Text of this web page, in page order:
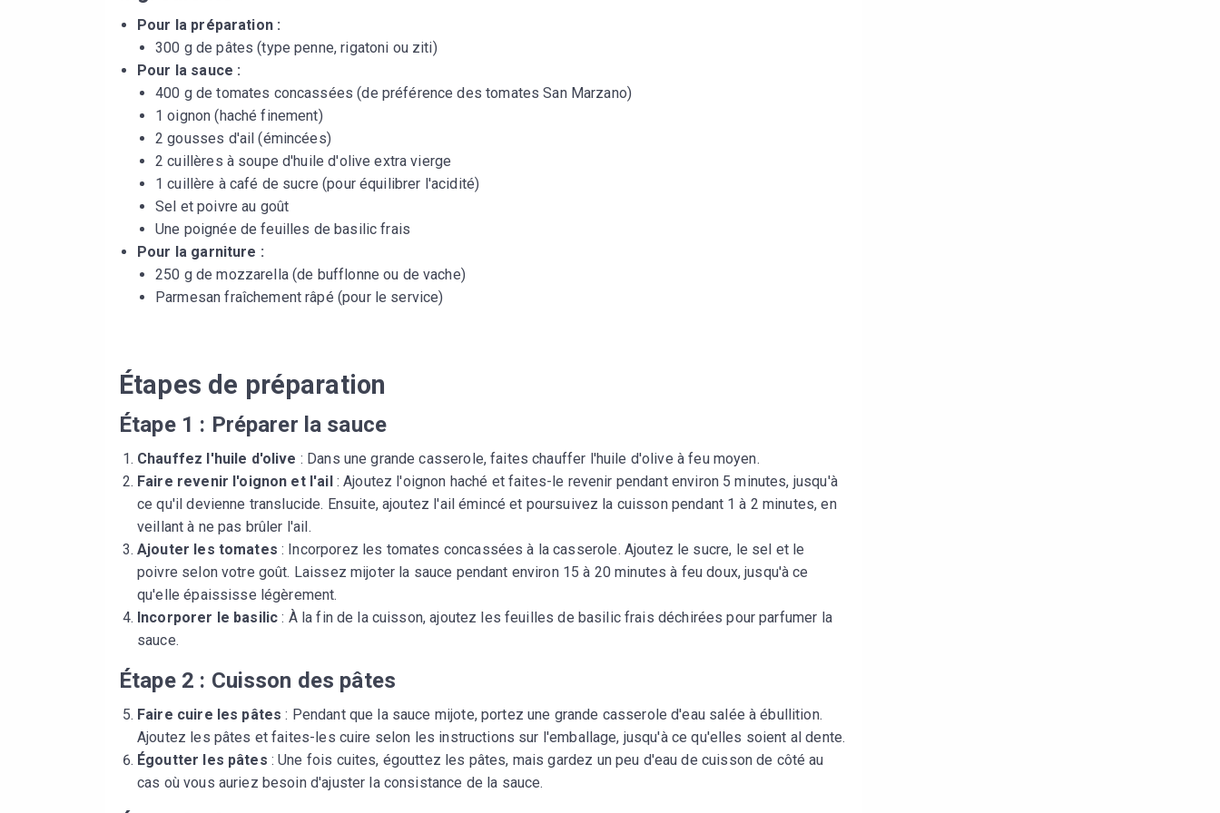
Pour la préparation :
300 g de pâtes (type penne, rigatoni ou ziti)
Pour la sauce :
400 g de tomates concassées (de préférence des tomates San Marzano)
1 oignon (haché finement)
2 gousses d'ail (émincées)
2 cuillères à soupe d'huile d'olive extra vierge
1 cuillère à café de sucre (pour équilibrer l'acidité)
Sel et poivre au goût
Une poignée de feuilles de basilic frais
Pour la garniture :
250 g de mozzarella (de bufflonne ou de vache)
Parmesan fraîchement râpé (pour le service)
Étapes de préparation
Étape 1 : Préparer la sauce
Chauffez l'huile d'olive : Dans une grande casserole, faites chauffer l'huile d'olive à feu moyen.
Faire revenir l'oignon et l'ail: Ajoutez l'oignon haché et faites-le revenir pendant environ 5 minutes, jusqu'à
ce qu'il devienne translucide. Ensuite, ajoutez l'ail émincé et poursuivez la cuisson pendant 1 à 2 minutes, en
veillant à ne pas brûler l'ail.
Ajouter les tomates : Incorporez les tomates concassées à la casserole. Ajoutez le sucre, le sel et le
poivre selon votre goût. Laissez mijoter la sauce pendant environ 15 à 20 minutes à feu doux, jusqu'à ce
qu'elle épaississe légèrement.
Incorporer le basilic : À la fin de la cuisson, ajoutez les feuilles de basilic frais déchirées pour parfumer la
sauce.
Étape 2 : Cuisson des pâtes
Faire cuire les pâtes : Pendant que la sauce mijote, portez une grande casserole d'eau salée à ébullition.
Ajoutez les pâtes et faites-les cuire selon les instructions sur l'emballage, jusqu'à ce qu'elles soient al dente.
Égoutter les pâtes : Une fois cuites, égouttez les pâtes, mais gardez un peu d'eau de cuisson de côté au
cas où vous auriez besoin d'ajuster la consistance de la sauce.